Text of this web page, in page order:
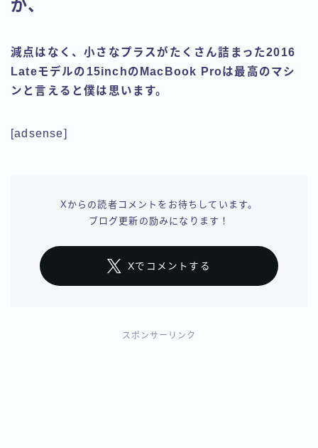
が、
減点はなく、小さなプラスがたくさん詰まった2016
Lateモデルの15inchのMacBook Proは最高のマシ
ンと言えると僕は思います。
[adsense]
Xからの読者コメントをお待ちしています。
ブログ更新の励みになります！
Xでコメントする
スポンサーリンク